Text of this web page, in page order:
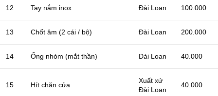
12 Tay nắm inox Đài Loan 100.000
13 Chốt âm (2 cái / bộ) Đài Loan 200.000
14 Ống nhòm (mắt thần) Đài Loan 40.000
15 Hít chặn cửa
Xuất xứ
Đài Loan
40.000